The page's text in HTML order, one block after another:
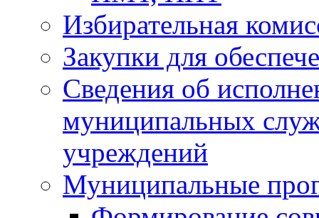
Избирательная
Закупки для
Сведения об
муниципальных
учреждений
Муниципальные